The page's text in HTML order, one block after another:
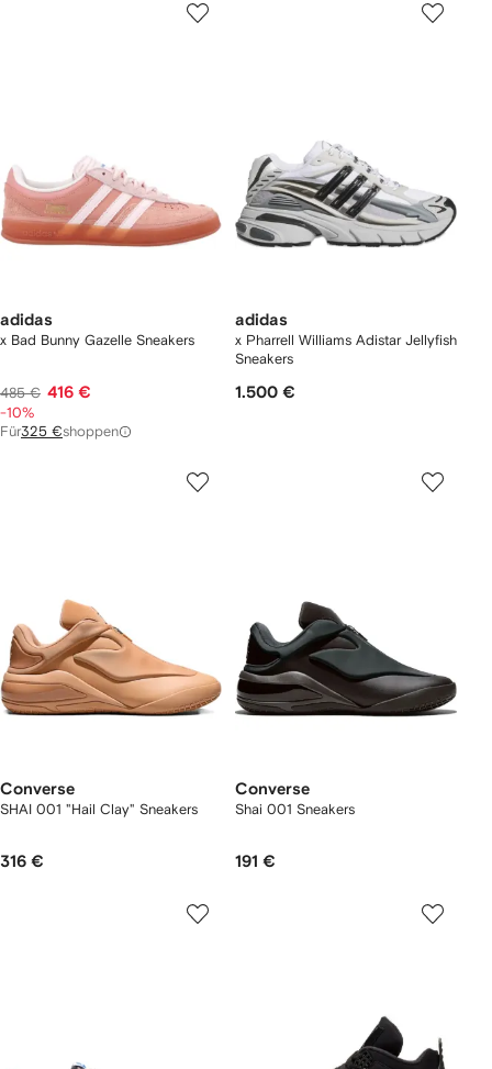
adidas
x Bad Bunny Gazelle Sneakers
485 € 416 €
-10%
Für325 €shoppen
adidas
x Pharrell Williams Adistar Jellyfish
Sneakers
1.500 €
Converse
SHAI 001 "Hail Clay" Sneakers
316 €
Converse
Shai 001 Sneakers
191 €